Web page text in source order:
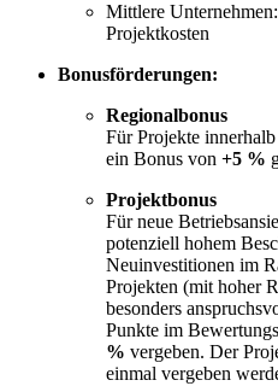
Mittlere Unternehmen:
Projektkosten
Bonusförderungen:
Regionalbonus
Für Projekte
ein Bonus von +5 %
Projektbonus
Für neue
potenziell hohem
Neuinvestitionen im
Projekten (mit hoher
besonders
Punkte im
% vergeben. Der
einmal vergeben